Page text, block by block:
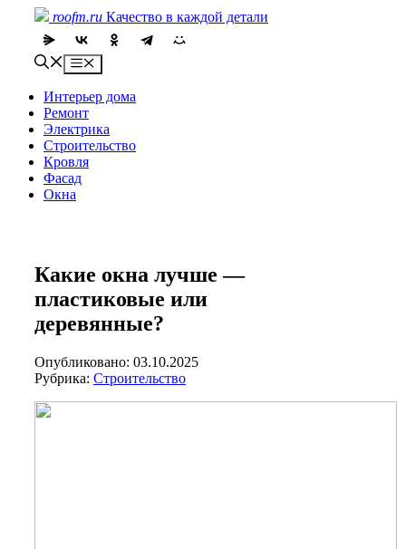
content
roofm.ru Качество в каждой детали
Menu
Интерьер дома
Ремонт
Электрика
Строительство
Кровля
Фасад
Окна
Какие окна лучше —
пластиковые или
деревянные?
Опубликовано: 03.10.2025
Рубрика: Строительство